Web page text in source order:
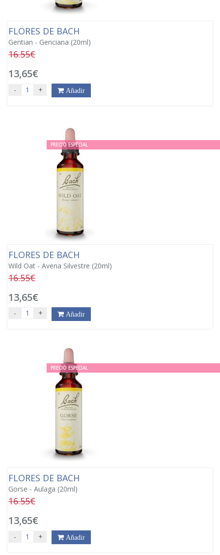
FLORES DE BACH
Gentian - Genciana (20ml)
16.55€
13,65€
- + Añadir
PRECIO ESPECIAL
FLORES DE BACH
Wild Oat - Avena Silvestre (20ml)
16.55€
13,65€
- + Añadir
PRECIO ESPECIAL
FLORES DE BACH
Gorse - Aulaga (20ml)
16.55€
13,65€
- + Añadir